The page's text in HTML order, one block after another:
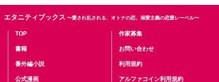
エタニティブックス 〜愛され乱される、オトナの恋。溺愛主義の恋愛レーベル〜
TOP
書籍
番外編小説
公式漫画
作家募集
お問い合わせ
利用規約
アルファコイン利用規約